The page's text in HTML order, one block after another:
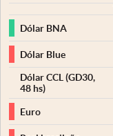
Dólar BNA
Dólar Blue
Dólar CCL (GD30,
48 hs)
Euro